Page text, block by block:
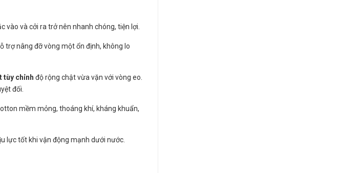
vào và cởi ra trở nên nhanh chóng, tiện lợi.
trợ nâng đỡ vòng một ổn định, không lo
tùy chỉnh độ rộng chật vừa vặn với vòng eo.
đối.
mềm mỏng, thoáng khí, kháng khuẩn,
lực tốt khi vận động mạnh dưới nước.